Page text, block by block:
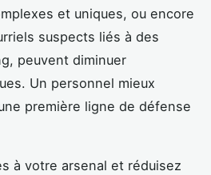
et uniques, ou encore
suspects liés à des
peuvent diminuer
Un personnel mieux
première ligne de défense
à votre arsenal et réduisez